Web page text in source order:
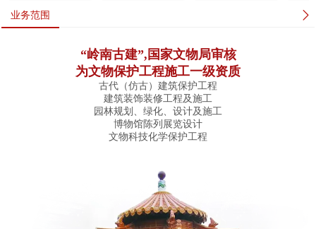
业务范围
“岭南古建”,国家文物局审核
为文物保护工程施工一级资质
古代（仿古）建筑保护工程
建筑装饰装修工程及施工
园林规划、绿化、设计及施工
博物馆陈列展览设计
文物科技化学保护工程